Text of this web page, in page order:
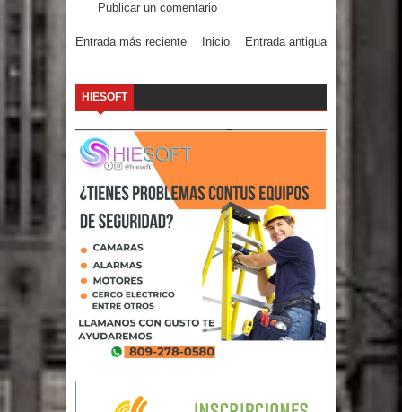
Publicar un comentario
Entrada más reciente Entrada antigua
Inicio
HIESOFT